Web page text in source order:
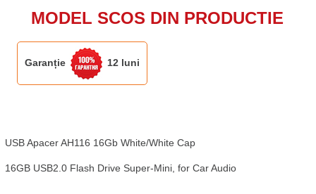
MODEL SCOS DIN PRODUCTIE
Garanție 12 luni
USB Apacer AH116 16Gb White/White Cap
16GB USB2.0 Flash Drive Super-Mini, for Car Audio